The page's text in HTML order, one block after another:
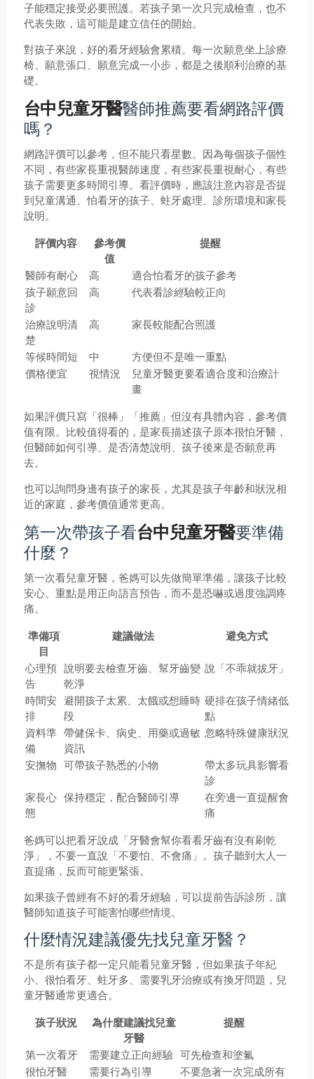
子能穩定接受必要照護。若孩子第一次只完成檢查，也不
代表失敗，這可能是建立信任的開始。
對孩子來說，好的看牙經驗會累積。每一次願意坐上診療
椅、願意張口、願意完成一小步，都是之後順利治療的基
礎。
台中兒童牙醫醫師推薦要看網路評價
嗎？
網路評價可以參考，但不能只看星數。因為每個孩子個性
不同，有些家長重視醫師速度，有些家長重視耐心，有些
孩子需要更多時間引導。看評價時，應該注意內容是否提
到兒童溝通、怕看牙的孩子、蛀牙處理、診所環境和家長
說明。
評價內容
參考價
值
提醒
醫師有耐心 高
適合怕看牙的孩子參考
孩子願意回
診
高 代表看診經驗較正向
治療說明清
楚
高 家長較能配合照護
等候時間短 中
方便但不是唯一重點
價格便宜
視情況
兒童牙醫更要看適合度和治療計
畫
如果評價只寫「很棒」「推薦」但沒有具體內容，參考價
值有限。比較值得看的，是家長描述孩子原本很怕牙醫，
但醫師如何引導、是否清楚說明、孩子後來是否願意再
去。
也可以詢問身邊有孩子的家長，尤其是孩子年齡和狀況相
近的家庭，參考價值通常更高。
第一次帶孩子看台中兒童牙醫要準備
什麼？
第一次看兒童牙醫，爸媽可以先做簡單準備，讓孩子比較
安心。重點是用正向語言預告，而不是恐嚇或過度強調疼
痛。
準備項
目
建議做法 避免方式
心理預
告
說明要去檢查牙齒、幫牙齒變
乾淨
說「不乖就拔牙」
時間安
排
避開孩子太累、太餓或想睡時
段
硬排在孩子情緒低
點
資料準
備
帶健保卡、病史、用藥或過敏
資訊
忽略特殊健康狀況
安撫物 可帶孩子熟悉的小物
帶太多玩具影響看
診
家長心
態
保持穩定，配合醫師引導
在旁邊一直提醒會
痛
爸媽可以把看牙說成「牙醫會幫你看看牙齒有沒有刷乾
淨」，不要一直說「不要怕、不會痛」。孩子聽到大人一
直提痛，反而可能更緊張。
如果孩子曾經有不好的看牙經驗，可以提前告訴診所，讓
醫師知道孩子可能害怕哪些情境。
什麼情況建議優先找兒童牙醫？
不是所有孩子都一定只能看兒童牙醫，但如果孩子年紀
小、很怕看牙、蛀牙多、需要乳牙治療或有換牙問題，兒
童牙醫通常更適合。
孩子狀況
為什麼建議找兒童
牙醫
提醒
第一次看牙 需要建立正向經驗 可先檢查和塗氟
很怕牙醫
需要行為引導 不要急著一次完成所有